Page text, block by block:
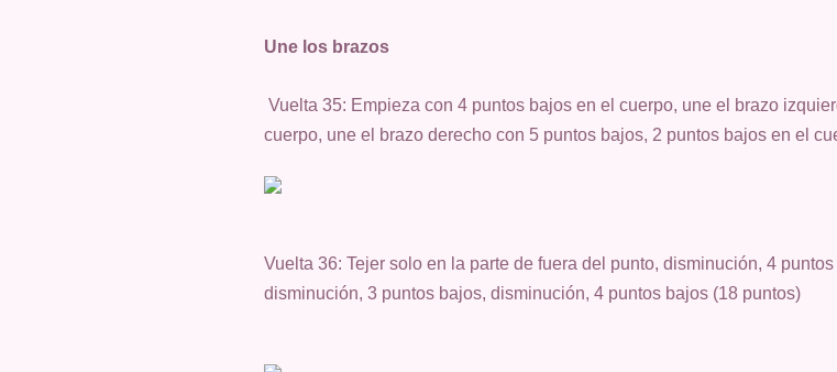
Une los brazos
Vuelta 35: Empieza con 4 puntos bajos en el cuerpo, une el brazo
cuerpo, une el brazo derecho con 5 puntos bajos, 2 puntos bajos en el
Vuelta 36: Tejer solo en la parte de fuera del punto, disminución, 4
disminución, 3 puntos bajos, disminución, 4 puntos bajos (18 puntos)